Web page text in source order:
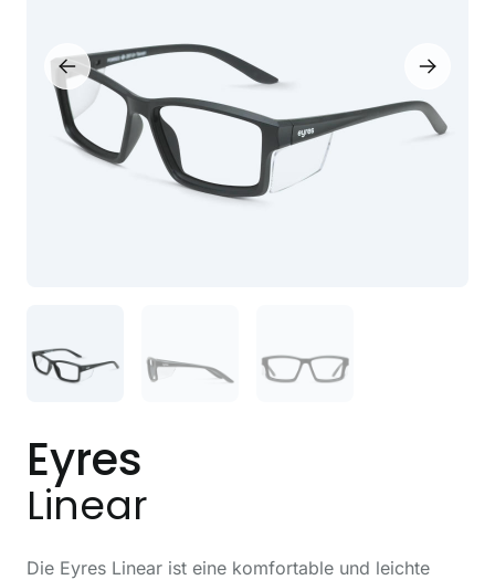
Eyres
Linear
Die Eyres Linear ist eine komfortable und leichte